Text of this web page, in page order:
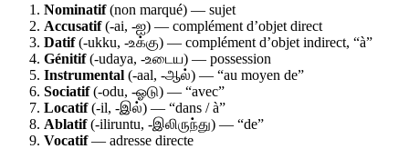
Nominatif(non marqué) — sujet
Accusatif(-ai, -ஐ) — complément d’objet direct
Datif(-ukku, -உக்கு) — complément d’objet indirect, “à”
Génitif(-udaya, -உடைய) — possession
Instrumental (-aal, -ஆல்) — “au moyen de”
Sociatif(-odu, -ஓடு) — “avec”
Locatif(-il, -இல்) — “dans / à”
Ablatif(-iliruntu, -இலிருந்து) — “de”
Vocatif— adresse directe